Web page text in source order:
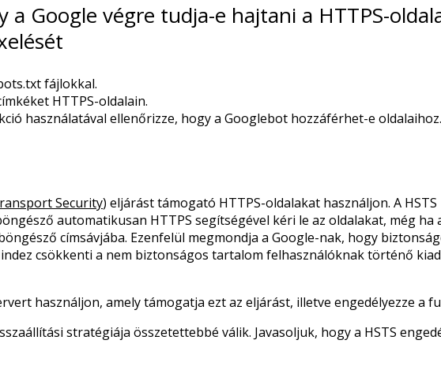
a Google végre tudja-e hajtani a HTTPS-
fájlokkal.
HTTPS-oldalain.
használatával ellenőrizze, hogy a Googlebot hozzáférhet-e oldalaihoz.
Security) eljárást támogató HTTPS-oldalakat használjon. A HSTS
automatikusan HTTPS segítségével kéri le az oldalakat, még ha
címsávjába. Ezenfelül megmondja a Google-nak, hogy
csökkenti a nem biztonságos tartalom felhasználóknak történő
használjon, amely támogatja ezt az eljárást, illetve engedélyezze a
stratégiája összetettebbé válik. Javasoljuk, hogy a HSTS